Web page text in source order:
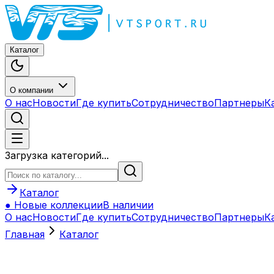
Каталог
О компании
О насНовостиГде купитьСотрудничествоПартнеры
Загрузка категорий...
Каталог
● Новые коллекцииВ наличии
О насНовостиГде купитьСотрудничествоПартнеры
Главная
Каталог